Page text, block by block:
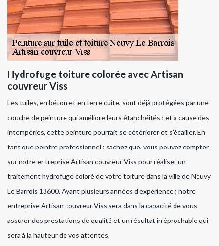
Hydrofuge toiture colorée avec Artisan
couvreur Viss
Les tuiles, en béton et en terre cuite, sont déjà protégées par une
couche de peinture qui améliore leurs étanchéités ; et à cause des
intempéries, cette peinture pourrait se détériorer et s’écailler. En
tant que peintre professionnel ; sachez que, vous pouvez compter
sur notre entreprise Artisan couvreur Viss pour réaliser un
traitement hydrofuge coloré de votre toiture dans la ville de Neuvy
Le Barrois 18600. Ayant plusieurs années d’expérience ; notre
entreprise Artisan couvreur Viss sera dans la capacité de vous
assurer des prestations de qualité et un résultat irréprochable qui
sera à la hauteur de vos attentes.